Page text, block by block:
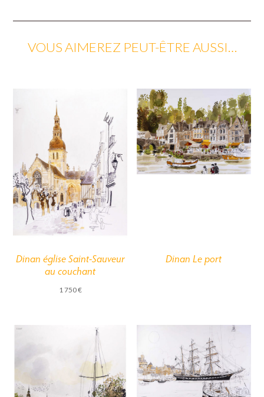
VOUS AIMEREZ PEUT-ÊTRE AUSSI…
Dinan église Saint-Sauveur
au couchant
1 750€
Dinan Le port